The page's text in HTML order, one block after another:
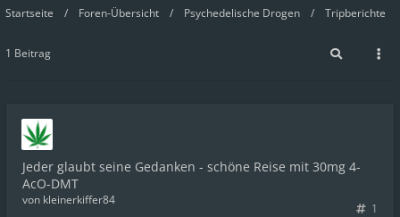
Startseite Foren-Übersicht Psychedelische Drogen Tripberichte
1 Beitrag
Jeder glaubt seine Gedanken - schöne Reise mit 30mg 4-
AcO-DMT
1
von kleinerkiffer84